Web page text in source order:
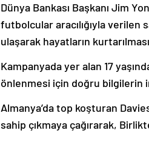
Dünya Bankası Başkanı Jim
futbolcular aracılığıyla verilen
ulaşarak hayatların
Kampanyada yer alan 17
önlenmesi için doğru bilgilerin
Almanya’da top koşturan
sahip çıkmaya çağırarak,